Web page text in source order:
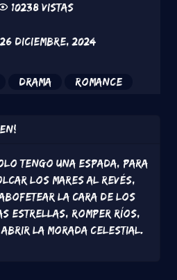
10238 vistas
26 Diciembre, 2024
Drama Romance
tengo una espada, para
los mares al revés,
abofetear la cara de los
estrellas, romper ríos,
abrir la morada celestial.